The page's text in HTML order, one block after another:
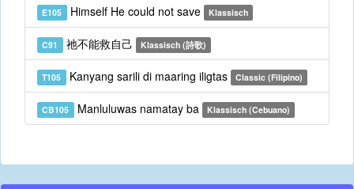
E105 Himself He could not save Klassisch
C91 祂不能救自己 Klassisch (詩歌)
T105 Kanyang sarili di maaring iligtas Classic (Filipino)
CB105 Manluluwas namatay ba Klassisch (Cebuano)